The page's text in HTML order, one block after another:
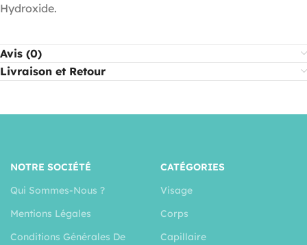
Hydroxide.
Avis (0)
Livraison et Retour
NOTRE SOCIÉTÉ
Qui Sommes-Nous ?
Mentions Légales
Conditions Générales De
CATÉGORIES
Visage
Corps
Capillaire